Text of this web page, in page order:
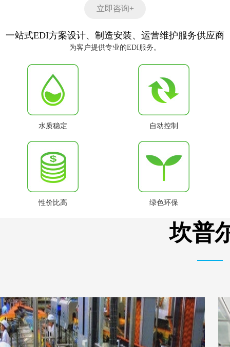
立即咨询+
一站式EDI方案设计、制造安装、运营维护服务供应商
为客户提供专业的EDI服务。
水质稳定 自动控制
性价比高 绿色环保
坎普